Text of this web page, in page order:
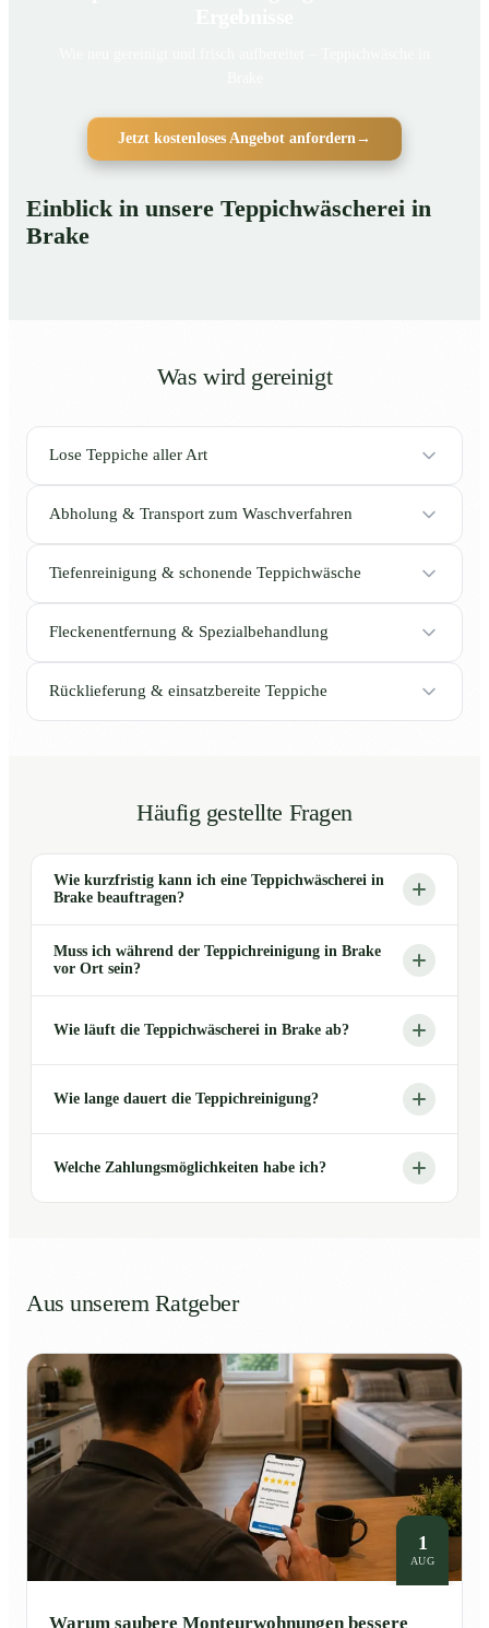
Jetzt kostenloses Angebot anfordern →
Einblick in unsere Teppichwäscherei in
Brake
Was wird gereinigt
Lose Teppiche aller Art
Abholung & Transport zum Waschverfahren
Tiefenreinigung & schonende Teppichwäsche
Fleckenentfernung & Spezialbehandlung
Rücklieferung & einsatzbereite Teppiche
Häufig gestellte Fragen
Wie kurzfristig kann ich eine Teppichwäscherei in
Brake beauftragen?
Muss ich während der Teppichreinigung in Brake
vor Ort sein?
Wie läuft die Teppichwäscherei in Brake ab?
Wie lange dauert die Teppichreinigung?
Welche Zahlungsmöglichkeiten habe ich?
Aus unserem Ratgeber
1
AUG
Warum saubere Monteurwohnungen bessere